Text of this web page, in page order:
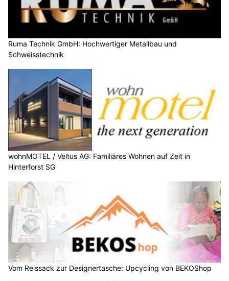
Ruma Technik GmbH: Hochwertiger Metallbau und
Schweisstechnik
wohnMOTEL / Veltus AG: Familiäres Wohnen auf Zeit in
Hinterforst SG
Vom Reissack zur Designertasche: Upcycling von BEKOShop